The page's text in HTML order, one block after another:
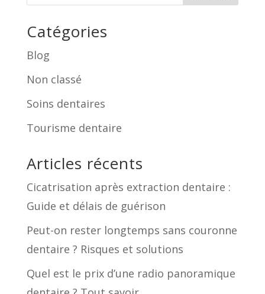
Catégories
Blog
Non classé
Soins dentaires
Tourisme dentaire
Articles récents
Cicatrisation après extraction dentaire :
Guide et délais de guérison
Peut-on rester longtemps sans couronne
dentaire ? Risques et solutions
Quel est le prix d’une radio panoramique